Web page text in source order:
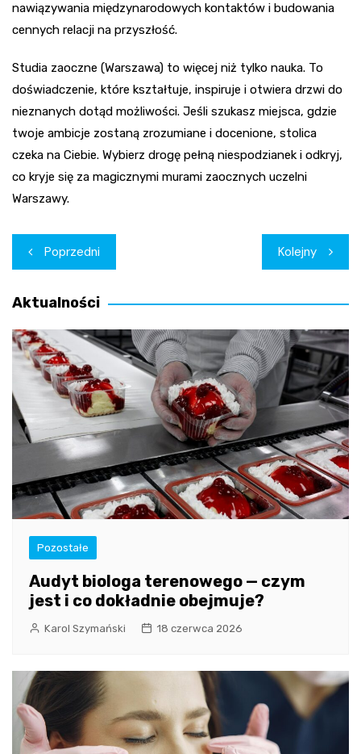
nawiązywania międzynarodowych kontaktów i budowania
cennych relacji na przyszłość.
Studia zaoczne (Warszawa) to więcej niż tylko nauka. To
doświadczenie, które kształtuje, inspiruje i otwiera drzwi do
nieznanych dotąd możliwości. Jeśli szukasz miejsca, gdzie
twoje ambicje zostaną zrozumiane i docenione, stolica
czeka na Ciebie. Wybierz drogę pełną niespodzianek i odkryj,
co kryje się za magicznymi murami zaocznych uczelni
Warszawy.
Nawigacja
wpisu
Poprzedni Kolejny
Aktualności
Pozostałe
Audyt biologa terenowego — czym
jest i co dokładnie obejmuje?
Karol Szymański 18 czerwca 2026